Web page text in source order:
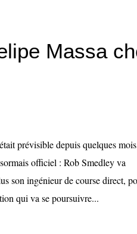
Massa
prévisible depuis quelques
officiel : Rob Smedley va
son ingénieur de course direct,
qui va se poursuivre...